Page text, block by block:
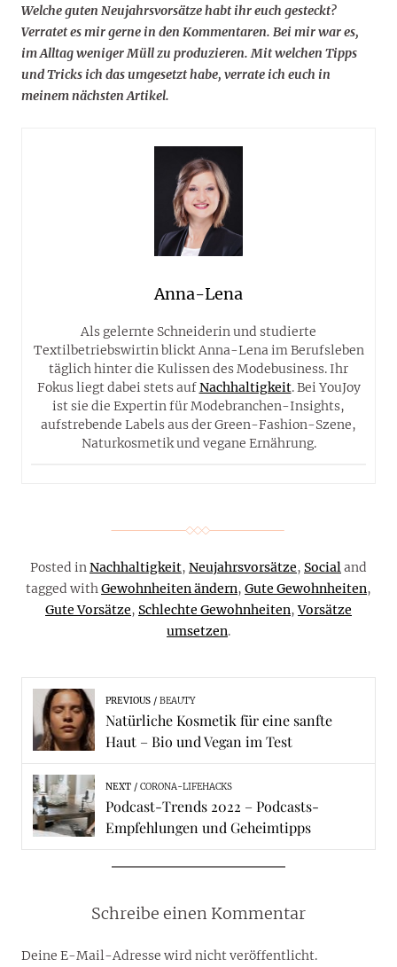
Welche guten Neujahrsvorsätze habt ihr euch gesteckt?
Verratet es mir gerne in den Kommentaren. Bei mir war es,
im Alltag weniger Müll zu produzieren. Mit welchen Tipps
und Tricks ich das umgesetzt habe, verrate ich euch in
meinem nächsten Artikel.
Anna-Lena
Als gelernte Schneiderin und studierte
Textilbetriebswirtin blickt Anna-Lena im Berufsleben
täglich hinter die Kulissen des Modebusiness. Ihr
Fokus liegt dabei stets aufNachhaltigkeit. Bei YouJoy
ist sie die Expertin für Modebranchen-Insights,
aufstrebende Labels aus der Green-Fashion-Szene,
Naturkosmetik und vegane Ernährung.
Posted inNachhaltigkeit, Neujahrsvorsätze, Socialand
tagged withGewohnheiten ändern, Gute Gewohnheiten,
Gute Vorsätze, Schlechte Gewohnheiten,Vorsätze
umsetzen.
PREVIOUS BEAUTY
Natürliche Kosmetik für eine sanfte
Haut – Bio und Vegan im Test
NEXT CORONA-LIFEHACKS
Podcast-Trends 2022 – Podcasts-
Empfehlungen und Geheimtipps
Schreibe einen Kommentar
Deine E-Mail-Adresse wird nicht veröffentlicht.